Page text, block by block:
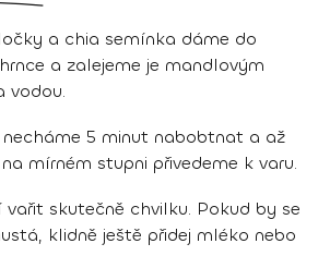
a chia semínka dáme do
a zalejeme je mandlovým
vodou.
necháme 5 minut nabobtnat a až
mírném stupni přivedeme k varu.
vařit skutečně chvilku. Pokud by se
klidně ještě přidej mléko nebo